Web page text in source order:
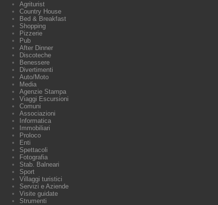
Agriturist
Country House
Bed & Breakfast
Shopping
Pizzerie
Pub
After Dinner
Discoteche
Benessere
Divertimenti
Auto/Moto
Media
Agenzie Stampa
Viaggi Escursioni
Comuni
Associazioni
Informatica
Immobiliari
Proloco
Enti
Spettacoli
Fotografia
Stab. Balneari
Sport
Villaggi turistici
Servizi e Aziende
Visite guidate
Strumenti